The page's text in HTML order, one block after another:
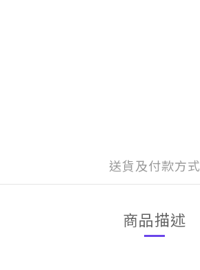
送貨及付款方式
商品描述